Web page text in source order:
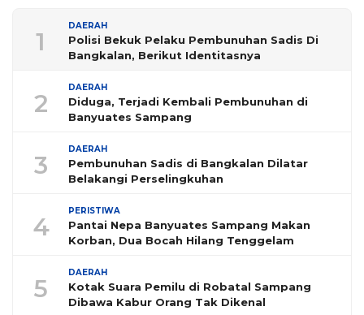
1
DAERAH
Polisi Bekuk Pelaku Pembunuhan Sadis Di
Bangkalan, Berikut Identitasnya
2
DAERAH
Diduga, Terjadi Kembali Pembunuhan di
Banyuates Sampang
3
DAERAH
Pembunuhan Sadis di Bangkalan Dilatar
Belakangi Perselingkuhan
4
PERISTIWA
Pantai Nepa Banyuates Sampang Makan
Korban, Dua Bocah Hilang Tenggelam
5
DAERAH
Kotak Suara Pemilu di Robatal Sampang
Dibawa Kabur Orang Tak Dikenal